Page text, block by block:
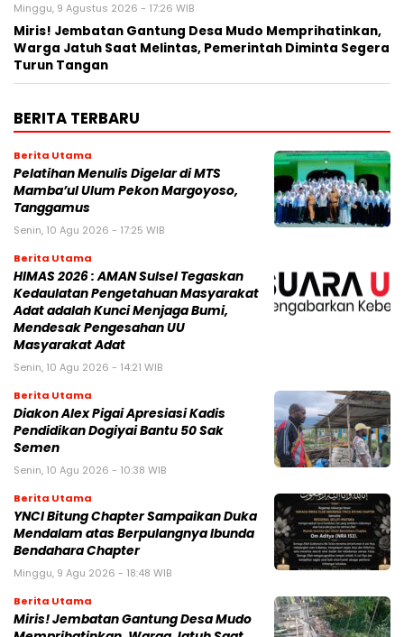
Minggu, 9 Agustus 2026 - 17:26 WIB
Miris! Jembatan Gantung Desa Mudo Memprihatinkan,
Warga Jatuh Saat Melintas, Pemerintah Diminta Segera
Turun Tangan
BERITA TERBARU
Berita Utama
Pelatihan Menulis Digelar di MTS
Mamba’ul Ulum Pekon Margoyoso,
Tanggamus
Senin, 10 Agu 2026 - 17:25 WIB
Berita Utama
HIMAS 2026 : AMAN Sulsel Tegaskan
Kedaulatan Pengetahuan Masyarakat
Adat adalah Kunci Menjaga Bumi,
Mendesak Pengesahan UU
Masyarakat Adat
Senin, 10 Agu 2026 - 14:21 WIB
Berita Utama
Diakon Alex Pigai Apresiasi Kadis
Pendidikan Dogiyai Bantu 50 Sak
Semen
Senin, 10 Agu 2026 - 10:38 WIB
Berita Utama
YNCI Bitung Chapter Sampaikan Duka
Mendalam atas Berpulangnya Ibunda
Bendahara Chapter
Minggu, 9 Agu 2026 - 18:48 WIB
Berita Utama
Miris! Jembatan Gantung Desa Mudo